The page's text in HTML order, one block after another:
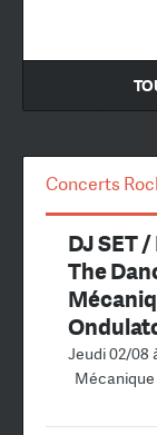
Concerts
DJ SET
The
Jeudi 02/08